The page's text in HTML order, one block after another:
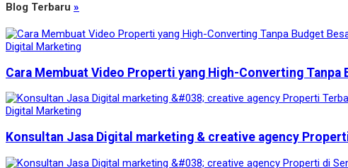
Blog Terbaru »
Digital Marketing
Cara Membuat Video Properti yang High-Converting Tanpa
Digital Marketing
Konsultan Jasa Digital marketing & creative agency